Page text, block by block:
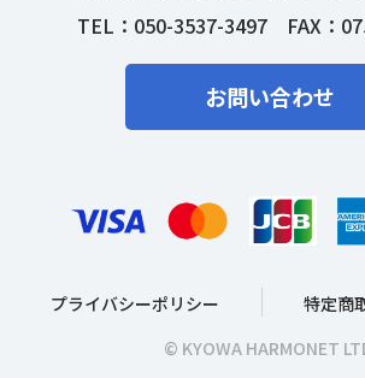
TEL： 050-3537-3497FAX：
お問い合わせ
プライバシーポリシー
特定商
© KYOWA HARMONET